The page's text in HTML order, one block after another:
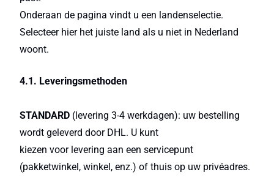
Onderaan de pagina vindt u een landenselectie.
Selecteer hier het juiste land als u niet in Nederland
woont.
4.1. Leveringsmethoden
STANDARD (levering 3-4 werkdagen): uw bestelling
wordt geleverd door DHL. U kunt
kiezen voor levering aan een servicepunt
(pakketwinkel, winkel, enz.) of thuis op uw privéadres.